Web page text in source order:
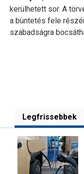
kerülhetett sor. A
a büntetés fele
szabadságra
Legfrissebbek